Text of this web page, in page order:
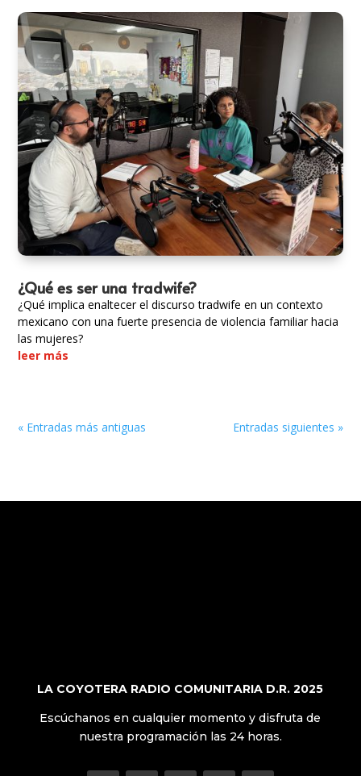
¿Qué es ser una tradwife?
¿Qué implica enaltecer el discurso tradwife en un contexto
mexicano con una fuerte presencia de violencia familiar hacia
las mujeres?
leer más
« Entradas más antiguas Entradas siguientes »
LA COYOTERA RADIO COMUNITARIA D.R. 2025
Escúchanos en cualquier momento y disfruta de
nuestra programación las 24 horas.